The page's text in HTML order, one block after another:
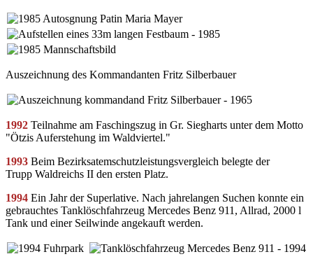
Auszeichnung des Kommandanten Fritz Silberbauer
1992 Teilnahme am Faschingszug in Gr. Siegharts unter dem Motto
"Ötzis Auferstehung im Waldviertel."
1993 Beim Bezirksatemschutzleistungsvergleich belegte der
Trupp Waldreichs II den ersten Platz.
1994 Ein Jahr der Superlative. Nach jahrelangen Suchen konnte ein
gebrauchtes Tanklöschfahrzeug Mercedes Benz 911, Allrad, 2000 l
Tank und einer Seilwinde angekauft werden.